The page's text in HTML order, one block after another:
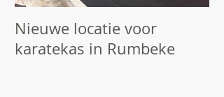
Nieuwe locatie voor
karatekas in Rumbeke